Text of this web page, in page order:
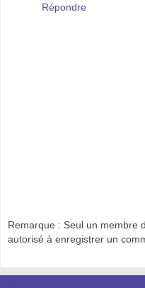
Répondre
Remarque : Seul un membre
autorisé à enregistrer un